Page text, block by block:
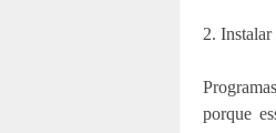
2. Instalar
porque